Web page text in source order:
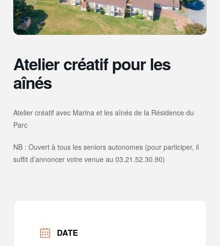
Atelier créatif pour les
aînés
Atelier créatif avec Marina et les aînés de la Résidence du
Parc
NB : Ouvert à tous les seniors autonomes (pour participer, il
suffit d’annoncer votre venue au 03.21.52.30.90)
DATE